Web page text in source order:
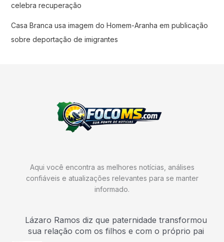
celebra recuperação
Casa Branca usa imagem do Homem-Aranha em publicação
sobre deportação de imigrantes
Aqui você encontra as melhores notícias, análises
confiáveis e atualizações relevantes para se manter
informado.
Lázaro Ramos diz que paternidade transformou
sua relação com os filhos e com o próprio pai